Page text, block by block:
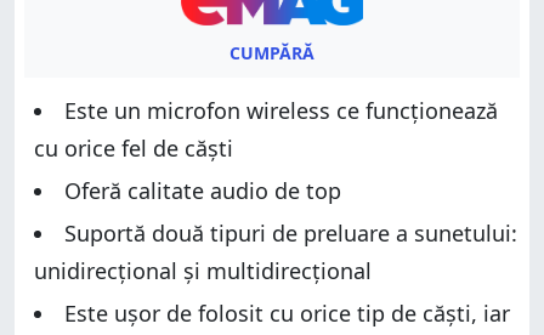
CUMPĂRĂ
Este un microfon wireless ce funcționează
cu orice fel de căști
Oferă calitate audio de top
Suportă două tipuri de preluare a sunetului:
unidirecțional și multidirecțional
Este ușor de folosit cu orice tip de căști, iar